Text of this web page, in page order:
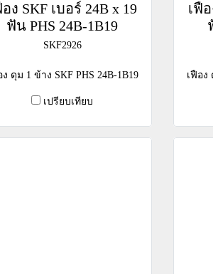
ง SKF เบอร์ 24B x 19
ฟัน PHS 24B-1B19
SKF2926
ง ดุม 1 ข้าง SKF PHS 24B-1B19
เปรียบเทียบ
เฟื
เฟือง